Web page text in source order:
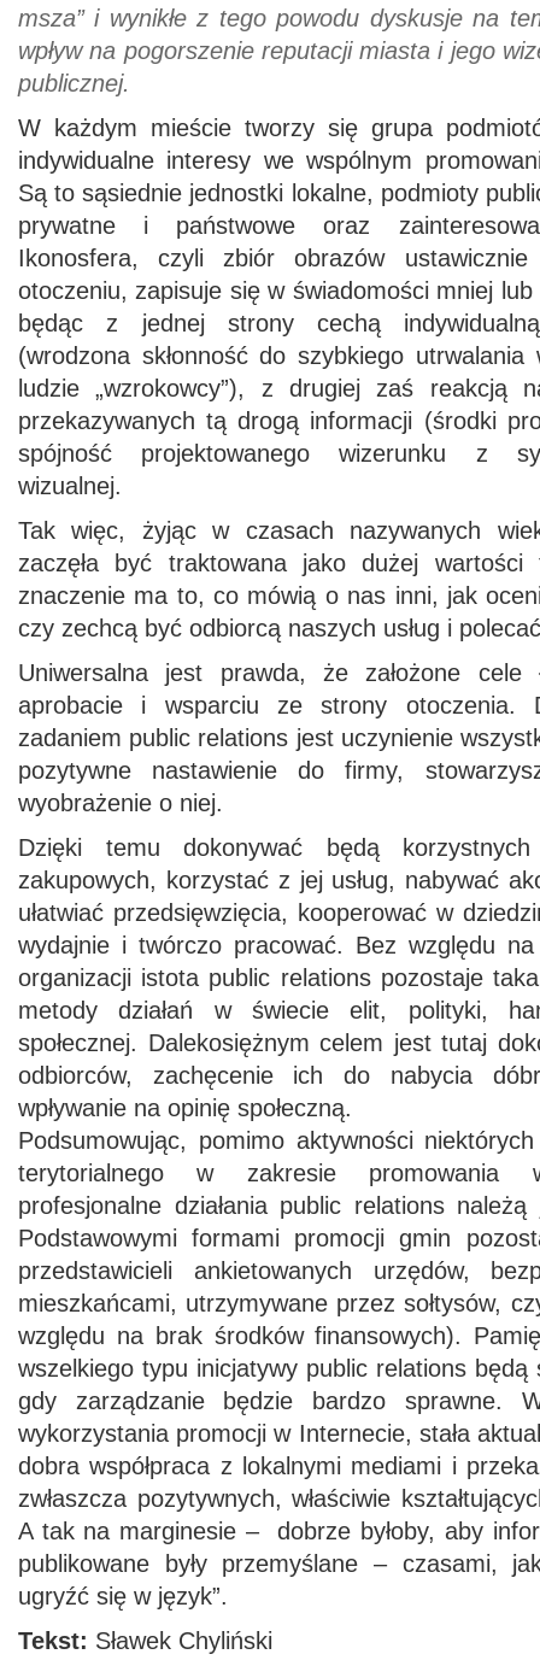
msza” i wynikłe z tego powodu dyskusje na
wpływ na pogorszenie reputacji miasta i jego
publicznej.
W każdym mieście tworzy się grupa
indywidualne interesy we wspólnym
Są to sąsiednie jednostki lokalne, podmioty
prywatne i państwowe oraz
Ikonosfera, czyli zbiór obrazów
otoczeniu, zapisuje się w świadomości mniej
będąc z jednej strony cechą
(wrodzona skłonność do szybkiego
ludzie „wzrokowcy”), z drugiej zaś reakcją
przekazywanych tą drogą informacji (środki
spójność projektowanego wizerunku z
wizualnej.
Tak więc, żyjąc w czasach nazywanych
zaczęła być traktowana jako dużej wartości
znaczenie ma to, co mówią o nas inni, jak
czy zechcą być odbiorcą naszych usług i
Uniwersalna jest prawda, że założone cele
aprobacie i wsparciu ze strony otoczenia.
zadaniem public relations jest uczynienie
pozytywne nastawienie do firmy,
wyobrażenie o niej.
Dzięki temu dokonywać będą
zakupowych, korzystać z jej usług, nabywać
ułatwiać przedsięwzięcia, kooperować w
wydajnie i twórczo pracować. Bez względu na
organizacji istota public relations pozostaje
metody działań w świecie elit, polityki,
społecznej. Dalekosiężnym celem jest tutaj
odbiorców, zachęcenie ich do nabycia
wpływanie na opinię społeczną.
Podsumowując, pomimo aktywności
terytorialnego w zakresie promowania
profesjonalne działania public relations
Podstawowymi formami promocji gmin
przedstawicieli ankietowanych urzędów,
mieszkańcami, utrzymywane przez sołtysów,
względu na brak środków finansowych).
wszelkiego typu inicjatywy public relations
gdy zarządzanie będzie bardzo sprawne.
wykorzystania promocji w Internecie, stała
dobra współpraca z lokalnymi mediami i
zwłaszcza pozytywnych, właściwie
A tak na marginesie – dobrze byłoby, aby
publikowane były przemyślane – czasami,
ugryźć się w język”.
Tekst: Sławek Chyliński